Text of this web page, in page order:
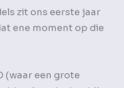
zit ons eerste jaar
ene moment op die
(waar een grote